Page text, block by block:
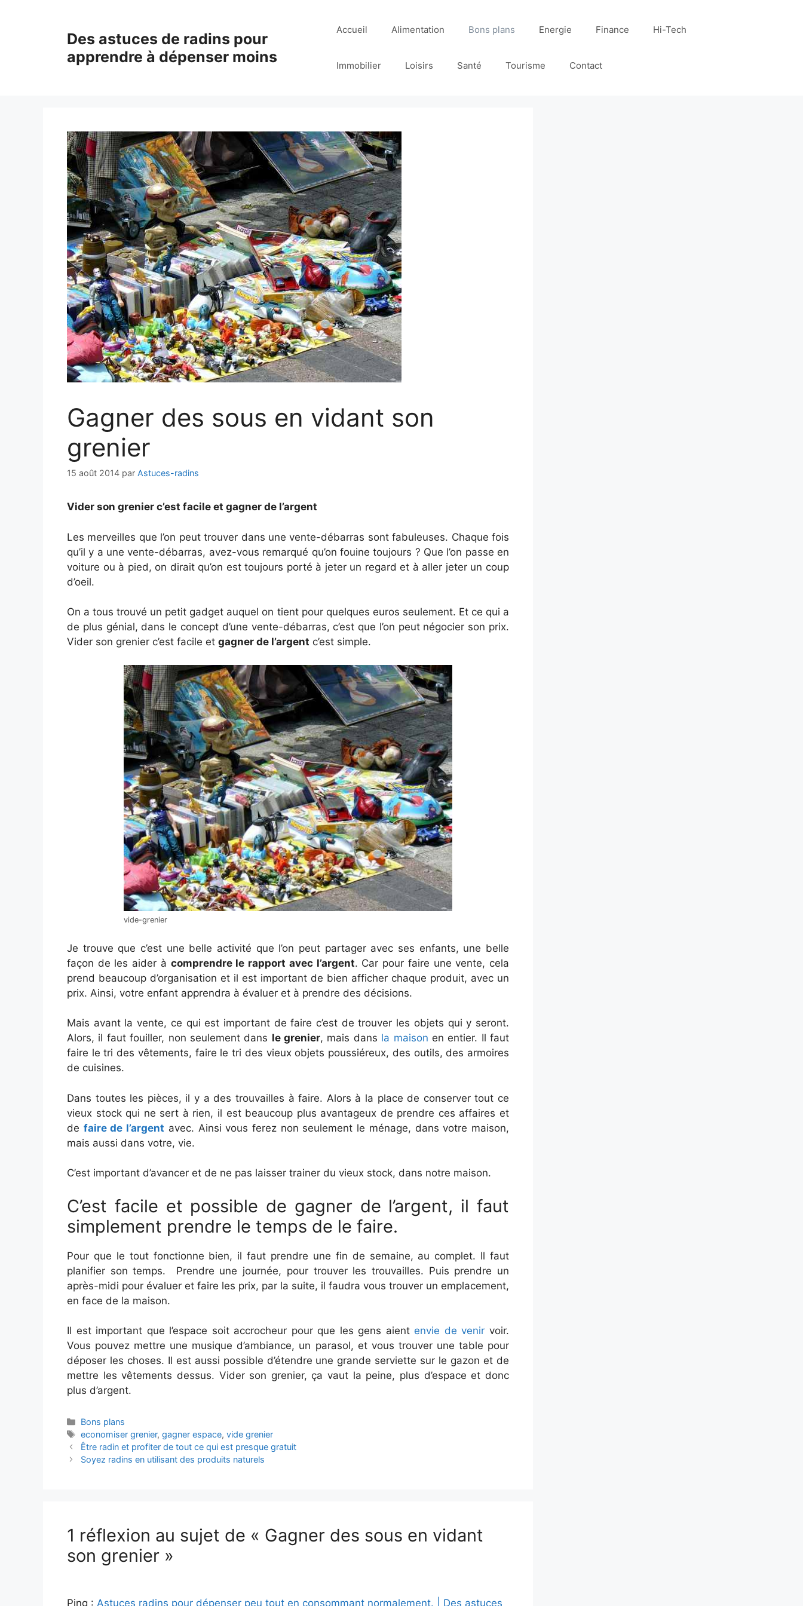
Des astuces de radins pour
apprendre à dépenser moins
Accueil Alimentation Bons plans Energie Finance Hi-Tech
Immobilier Loisirs Santé Tourisme Contact
Gagner des sous en vidant son
grenier
15 août 2014 par Astuces-radins
Vider son grenier c’est facile et gagner de l’argent
Les merveilles que l’on peut trouver dans une vente-débarras sont fabuleuses. Chaque fois
qu’il y a une vente-débarras, avez-vous remarqué qu’on fouine toujours ? Que l’on passe en
voiture ou à pied, on dirait qu’on est toujours porté à jeter un regard et à aller jeter un coup
d’oeil.
On a tous trouvé un petit gadget auquel on tient pour quelques euros seulement. Et ce qui a
de plus génial, dans le concept d’une vente-débarras, c’est que l’on peut négocier son prix.
Vider son grenier c’est facile et gagner de l’argent c’est simple.
vide-grenier
Je trouve que c’est une belle activité que l’on peut partager avec ses enfants, une belle
façon de les aider à comprendre le rapport avec l’argent. Car pour faire une vente, cela
prend beaucoup d’organisation et il est important de bien afficher chaque produit, avec un
prix. Ainsi, votre enfant apprendra à évaluer et à prendre des décisions.
Mais avant la vente, ce qui est important de faire c’est de trouver les objets qui y seront.
Alors, il faut fouiller, non seulement dans le grenier, mais dans la maison en entier. Il faut
faire le tri des vêtements, faire le tri des vieux objets poussiéreux, des outils, des armoires
de cuisines.
Dans toutes les pièces, il y a des trouvailles à faire. Alors à la place de conserver tout ce
vieux stock qui ne sert à rien, il est beaucoup plus avantageux de prendre ces affaires et
de faire de l’argent avec. Ainsi vous ferez non seulement le ménage, dans votre maison,
mais aussi dans votre, vie.
C’est important d’avancer et de ne pas laisser trainer du vieux stock, dans notre maison.
C’est facile et possible de gagner de l’argent, il faut
simplement prendre le temps de le faire.
Pour que le tout fonctionne bien, il faut prendre une fin de semaine, au complet. Il faut
planifier son temps. Prendre une journée, pour trouver les trouvailles. Puis prendre un
après-midi pour évaluer et faire les prix, par la suite, il faudra vous trouver un emplacement,
en face de la maison.
Il est important que l’espace soit accrocheur pour que les gens aient envie de venir voir.
Vous pouvez mettre une musique d’ambiance, un parasol, et vous trouver une table pour
déposer les choses. Il est aussi possible d’étendre une grande serviette sur le gazon et de
mettre les vêtements dessus. Vider son grenier, ça vaut la peine, plus d’espace et donc
plus d’argent.
Catégories
Bons plans
Étiquettes
economiser grenier,gagner espace,vide grenier
Navigation
des
Être radin et profiter de tout ce qui est presque gratuit
Soyez radins en utilisant des produits naturels
1 réflexion au sujet de « Gagner des sous en vidant
son grenier »
Ping : Astuces radins pour dépenser peu tout en consommant normalement. | Des astuces